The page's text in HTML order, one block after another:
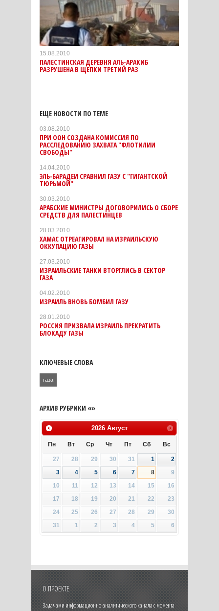
15.08.2010
ПАЛЕСТИНСКАЯ ДЕРЕВНЯ АЛЬ-АРАКИБ
РАЗРУШЕНА В ЩЕПКИ ТРЕТИЙ РАЗ
ЕЩЕ НОВОСТИ ПО ТЕМЕ
03.08.2010
ПРИ ООН СОЗДАНА КОМИССИЯ ПО
РАССЛЕДОВАНИЮ ЗАХВАТА "ФЛОТИЛИИ
СВОБОДЫ"
14.04.2010
ЭЛЬ-БАРАДЕИ СРАВНИЛ ГАЗУ С "ГИГАНТСКОЙ
ТЮРЬМОЙ"
30.03.2010
АРАБСКИЕ МИНИСТРЫ ДОГОВОРИЛИСЬ О СБОРЕ
СРЕДСТВ ДЛЯ ПАЛЕСТИНЦЕВ
28.03.2010
ХАМАС ОТРЕАГИРОВАЛ НА ИЗРАИЛЬСКУЮ
ОККУПАЦИЮ ГАЗЫ
27.03.2010
ИЗРАИЛЬСКИЕ ТАНКИ ВТОРГЛИСЬ В СЕКТОР
ГАЗА
04.02.2010
ИЗРАИЛЬ ВНОВЬ БОМБИЛ ГАЗУ
28.01.2010
РОССИЯ ПРИЗВАЛА ИЗРАИЛЬ ПРЕКРАТИТЬ
БЛОКАДУ ГАЗЫ
КЛЮЧЕВЫЕ СЛОВА
газа
АРХИВ РУБРИКИ «»
2026 Август
Пн Вт Ср Чт Пт Сб Вс
27 28 29 30 31 1
2
3
4 5 6 7 8
9
10
11 12 13 14 15
16
17
18 19 20 21 22
23
24
25 26 27 28 29
30
31
1 2 3 4 5 6
О ПРОЕКТЕ
Задачами информационно-аналитического канала с момента